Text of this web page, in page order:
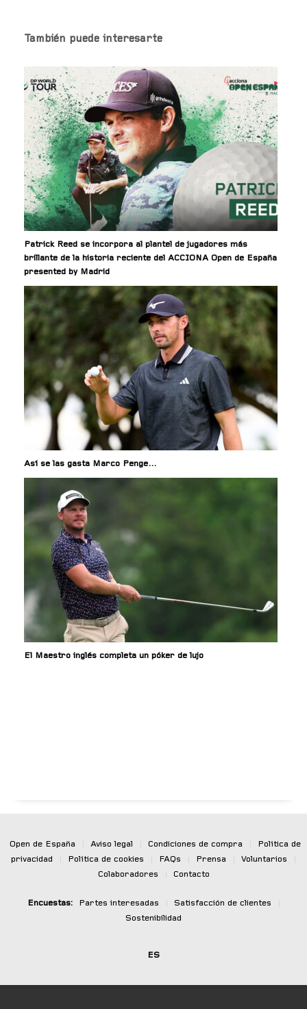
También puede interesarte
Patrick Reed se incorpora al plantel de jugadores más
brillante de la historia reciente del ACCIONA Open de España
presented by Madrid
Así se las gasta Marco Penge…
El Maestro inglés completa un póker de lujo
Open de España Aviso legal Condiciones de compra
Política de
privacidad
Política de cookies FAQs Prensa Voluntarios
Colaboradores
Contacto
Encuestas: Partes interesadas Satisfacción de clientes
Sostenibilidad
ES